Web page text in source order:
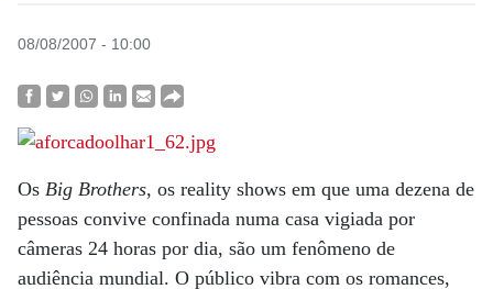
08/08/2007 - 10:00
Os Big Brothers, os reality shows em que uma dezena de
pessoas convive confinada numa casa vigiada por
câmeras 24 horas por dia, são um fenômeno de
audiência mundial. O público vibra com os romances,